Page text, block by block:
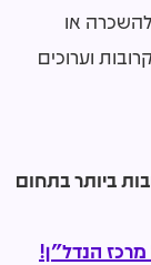
או
וערוכים
החשובות ביותר בתחום
הנדל"ן!